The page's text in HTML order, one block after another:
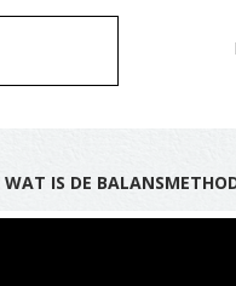
IS DE